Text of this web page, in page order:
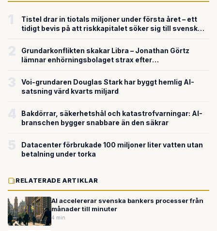
Tistel drar in tiotals miljoner under första året – ett
tidigt bevis på att riskkapitalet söker sig till svensk
Grundarkonflikten skakar Libra – Jonathan Görtz
lämnar enhörningsbolaget strax efter
Voi-grundaren Douglas Stark har byggt hemlig AI-
satsning värd kvarts miljard
Bakdörrar, säkerhetshål och katastrofvarningar: AI-
branschen bygger snabbare än den säkrar
Datacenter förbrukade 100 miljoner liter vatten utan
betalning under torka
RELATERADE ARTIKLAR
AI accelererar svenska bankers processer från
månader till minuter
4 min